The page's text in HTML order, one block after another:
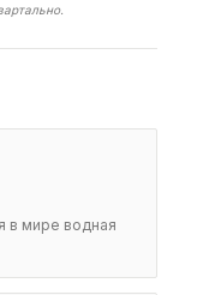
в мире водная